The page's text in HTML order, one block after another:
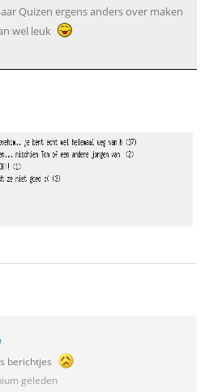
Quizen ergens anders over maken
wel leuk
berichtjes
geleden